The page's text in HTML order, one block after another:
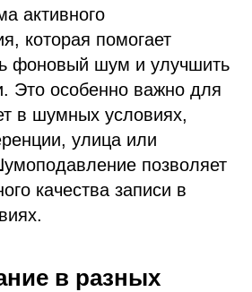
активного
которая помогает
фоновый шум и улучшить
Это особенно важно для
в шумных условиях,
улица или
позволяет
качества записи в
в разных